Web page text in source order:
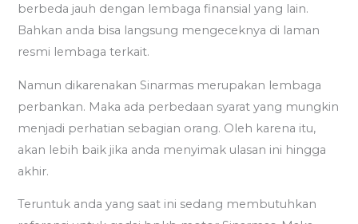
berbeda jauh dengan lembaga finansial yang lain.
Bahkan anda bisa langsung mengeceknya di laman
resmi lembaga terkait.
Namun dikarenakan Sinarmas merupakan lembaga
perbankan. Maka ada perbedaan syarat yang mungkin
menjadi perhatian sebagian orang. Oleh karena itu,
akan lebih baik jika anda menyimak ulasan ini hingga
akhir.
Teruntuk anda yang saat ini sedang membutuhkan